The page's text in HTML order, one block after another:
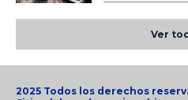
Ver
2025 Todos los derechos